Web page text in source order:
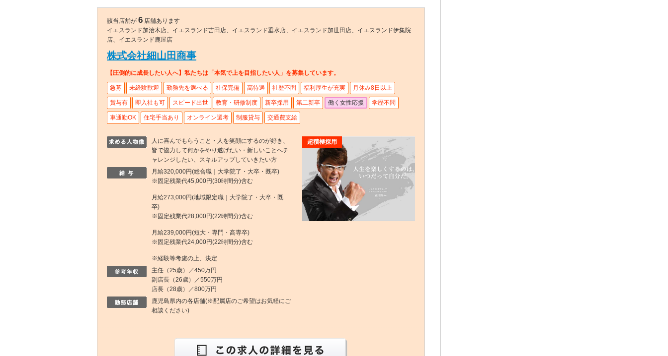
該当店舗が 6 店舗あります
イエスランド加治木店、イエスランド吉田店、イエスランド垂水店、イエスランド加世田店、イエスランド伊集院
店、イエスランド鹿屋店
株式会社細山田商事
【圧倒的に成長したい人へ】私たちは「本気で上を目指したい人」を募集しています。
急募 未経験歓迎 勤務先を選べる 社保完備 高待遇 社歴不問 福利厚生が充実 月休み8日以上
賞与有 即入社も可 スピード出世 教育・研修制度 新卒採用 第二新卒 働く女性応援 学歴不問
車通勤OK 住宅手当あり オンライン選考 制服貸与 交通費支給
人に喜んでもらうこと・人を笑顔にするのが好き、
皆で協力して何かをやり遂げたい・新しいことへチ
ャレンジしたい、スキルアップしていきたい方
月給320,000円(総合職｜大学院了・大卒・既卒)
※固定残業代45,000円(30時間分)含む
月給273,000円(地域限定職｜大学院了・大卒・既
卒)
※固定残業代28,000円(22時間分)含む
月給239,000円(短大・専門・高専卒)
※固定残業代24,000円(22時間分)含む
※経験等考慮の上、決定
主任（25歳）／450万円
副店長（26歳）／550万円
店長（28歳）／800万円
鹿児島県内の各店舗(※配属店のご希望はお気軽にご
相談ください)
超積極採用